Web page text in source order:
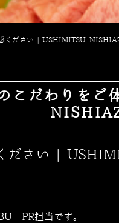
ください | USHIMITSU
こだわりを
ださい |
PR担当です。